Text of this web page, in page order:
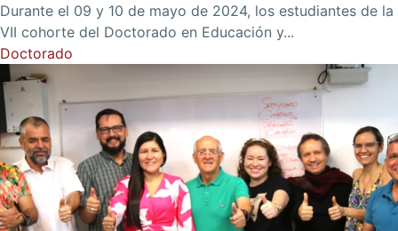
Durante el 09 y 10 de mayo de 2024, los estudiantes de la
VII cohorte del Doctorado en Educación y...
Doctorado